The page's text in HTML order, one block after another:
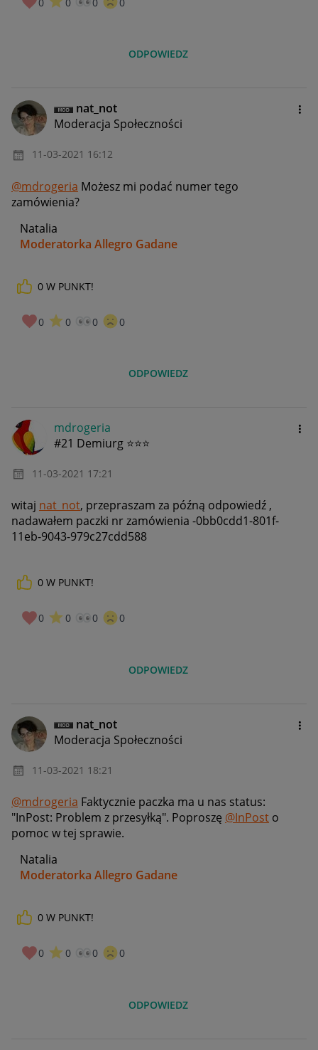
ODPOWIEDZ
nat_not
Moderacja Społeczności
‎11-03-2021 16:12
@mdrogeria Możesz mi podać numer tego
zamówienia?
Natalia
Moderatorka Allegro Gadane
0 W PUNKT!
0 0 0 0
ODPOWIEDZ
mdrogeria
#21 Demiurg ⭐⭐⭐
‎11-03-2021 17:21
witaj nat_not, przepraszam za późną odpowiedź ,
nadawałem paczki nr zamówienia -0bb0cdd1-801f-
11eb-9043-979c27cdd588
0 W PUNKT!
0 0 0 0
ODPOWIEDZ
nat_not
Moderacja Społeczności
‎11-03-2021 18:21
@mdrogeria Faktycznie paczka ma u nas status:
"InPost: Problem z przesyłką". Poproszę @InPost o
pomoc w tej sprawie.
Natalia
Moderatorka Allegro Gadane
0 W PUNKT!
0 0 0 0
ODPOWIEDZ